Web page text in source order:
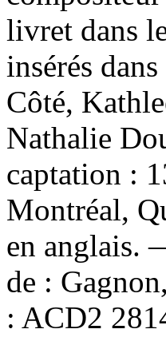
livret dans
insérés
Côté,
Nathalie
captation :
Montréal,
en anglais.
de :
: ACD2